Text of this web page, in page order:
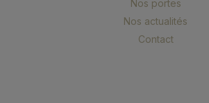
Nos portes
Nos actualités
Contact